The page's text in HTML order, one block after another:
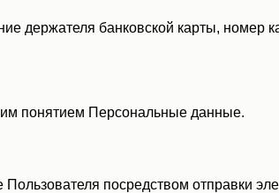
держателя банковской карты, номер
понятием Персональные данные.
посредством отправки